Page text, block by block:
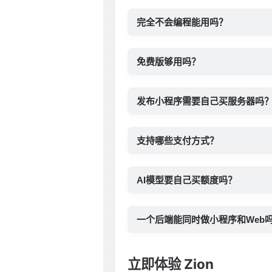
完全不会编程能用吗？
免费版够用吗？
发布小程序需要自己买服务器吗
支持哪些支付方式？
AI模型要自己买额度吗？
一个后端能同时做小程序和Web
立即体验 Zion